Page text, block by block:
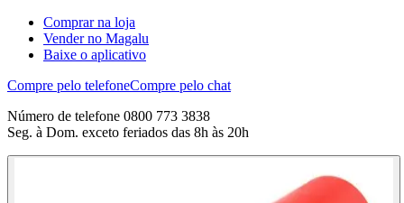
Comprar na loja
Vender no Magalu
Baixe o aplicativo
Compre pelo telefoneCompre pelo chat
Número de telefone 0800 773 3838
Seg. à Dom. exceto feriados das 8h às 20h